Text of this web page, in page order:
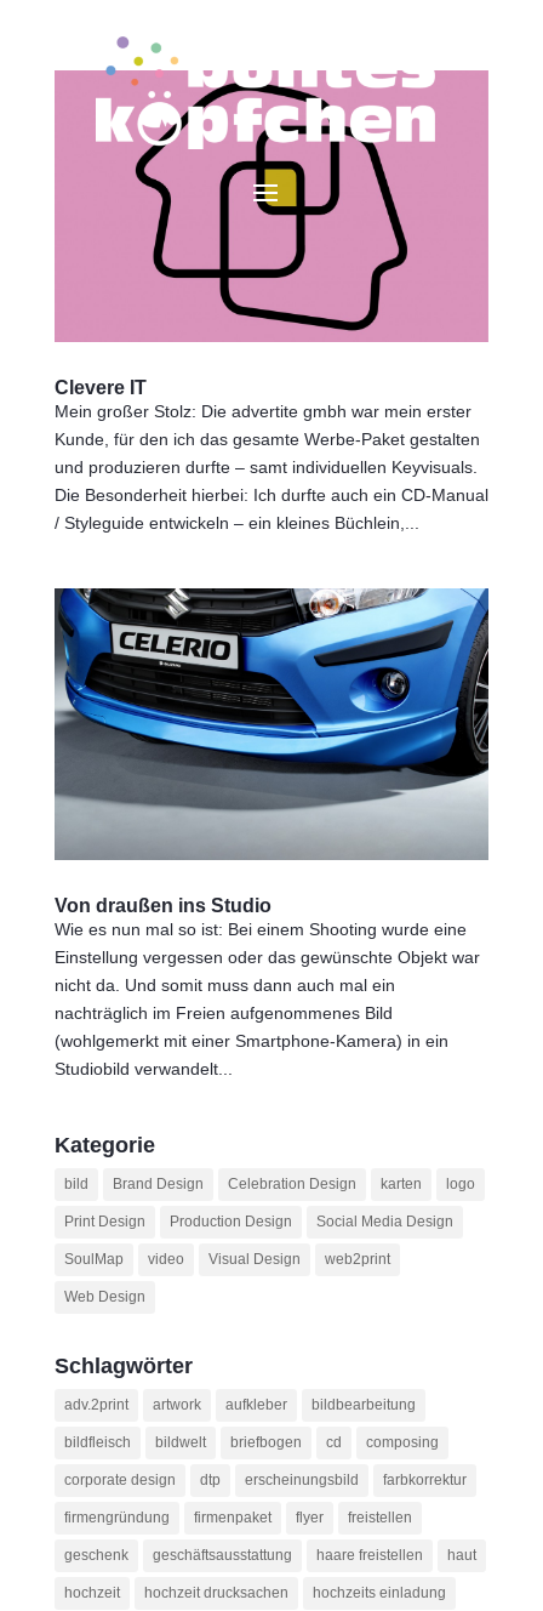
Clevere IT
Mein großer Stolz: Die advertite gmbh war mein erster
Kunde, für den ich das gesamte Werbe-Paket gestalten
und produzieren durfte – samt individuellen Keyvisuals.
Die Besonderheit hierbei: Ich durfte auch ein CD-Manual
/ Styleguide entwickeln – ein kleines Büchlein,...
Von draußen ins Studio
Wie es nun mal so ist: Bei einem Shooting wurde eine
Einstellung vergessen oder das gewünschte Objekt war
nicht da. Und somit muss dann auch mal ein
nachträglich im Freien aufgenommenes Bild
(wohlgemerkt mit einer Smartphone-Kamera) in ein
Studiobild verwandelt...
Kategorie
bild Brand Design Celebration Design karten logo
Print Design Production Design Social Media Design
SoulMap video Visual Design web2print
Web Design
Schlagwörter
adv.2print artwork aufkleber bildbearbeitung
bildfleisch bildwelt briefbogen cd composing
corporate design dtp erscheinungsbild farbkorrektur
firmengründung firmenpaket flyer freistellen
geschenk geschäftsausstattung haare freistellen haut
hochzeit hochzeit drucksachen hochzeits einladung